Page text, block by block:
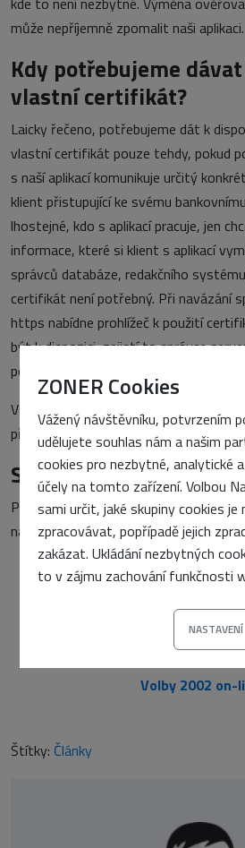
ZONER Cookies
Vážený návštěvníku, potvrzením
udělujete souhlas nám a našim
cookies pro nezbytné, analytické
účely na tomto zařízení. Volbou
sami určit, jaké skupiny cookies je
zpracovávat, popřípadě jejich
zakázat. Ukládání nezbytných
to v zájmu zachování funkčnosti
NASTAVENÍ
může nepříjemně zpomalit naši aplikaci.
Kdy potřebujeme
vlastní certifikát?
Laicky řečeno, potřebujeme dát k
vlastní certifikát pouze tehdy, pokud
s naší aplikací komunikuje určitý
klient přistupující ke svému
lhostejné, kdo s aplikací pracuje, jen
informace, které si klient s aplikací
správců databáze, redakčního
certifikát není potřebný. Při navázání
https nabídne prohlížeč k použití
být k dispozici, zajistí to správce
potřebný.
V článku samozřejmě není vše, co se
přiblížit možnosti a základy použití.
Starší komentáře ke
Pokud máte zájem o starší komentáře
naleznete jezde.
PŘEDCHOZÍ
Volby 2002 on-
Štítky: Články